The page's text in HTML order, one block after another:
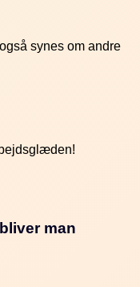
synes om andre
man